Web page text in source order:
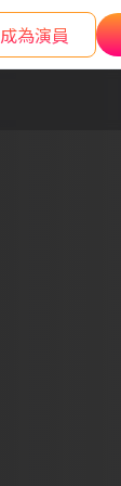
成為演員